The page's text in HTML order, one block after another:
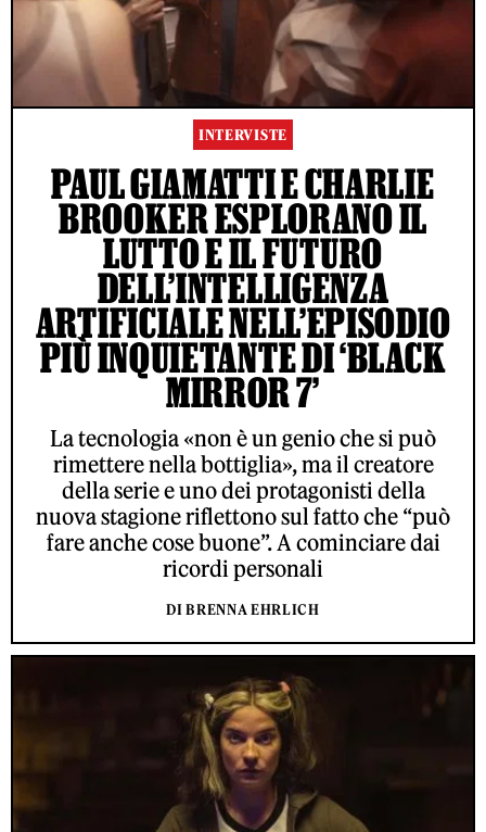
INTERVISTE
PAUL GIAMATTI E CHARLIE
BROOKER ESPLORANO IL
LUTTO E IL FUTURO
DELL’INTELLIGENZA
ARTIFICIALE NELL’EPISODIO
PIÙ INQUIETANTE DI ‘BLACK
MIRROR 7’
La tecnologia «non è un genio che si può
rimettere nella bottiglia», ma il creatore
della serie e uno dei protagonisti della
nuova stagione riflettono sul fatto che “può
fare anche cose buone”. A cominciare dai
ricordi personali
DI BRENNA EHRLICH